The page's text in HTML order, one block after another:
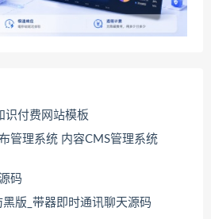
识付费网站模板
管理系统 内容CMS管理系统
码
版_带器即时通讯聊天源码